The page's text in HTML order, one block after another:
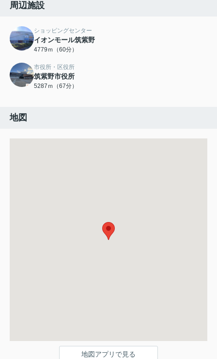
周辺施設
ショッピングセンター
イオンモール筑紫野
4779ｍ（60分）
市役所・区役所
筑紫野市役所
5287ｍ（67分）
地図
地図アプリで見る